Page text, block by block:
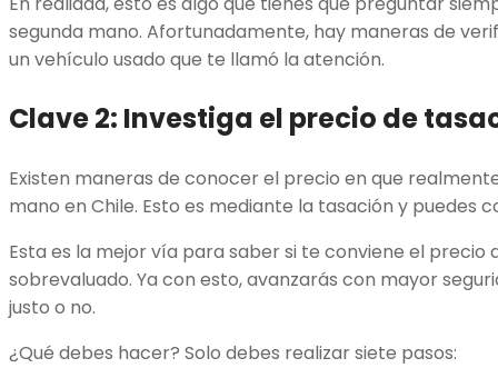
segunda mano. Afortunadamente, hay maneras de
un vehículo usado que te llamó la atención.
Clave 2: Investiga el precio de
Existen maneras de conocer el precio en que
mano en Chile. Esto es mediante la tasación y puedes
Esta es la mejor vía para saber si te conviene el precio
sobrevaluado. Ya con esto, avanzarás con mayor
justo o no.
¿Qué debes hacer? Solo debes realizar siete pasos: